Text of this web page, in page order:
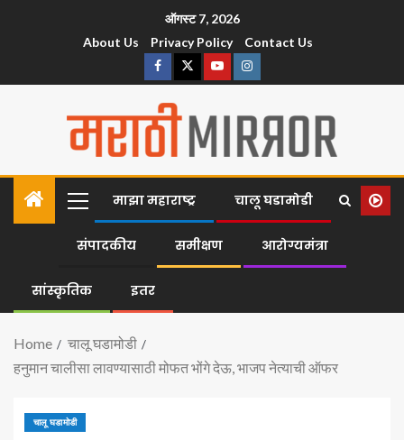
ऑगस्ट 7, 2026
About Us
Privacy Policy Contact Us
माझा महाराष्ट्र चालू घडामोडी
संपादकीय समीक्षण आरोग्यमंत्रा
सांस्कृतिक इतर
Home
चालू घडामोडी
हनुमान चालीसा लावण्यासाठी मोफत भोंगे देऊ, भाजप नेत्याची ऑफर
चालू घडामोडी